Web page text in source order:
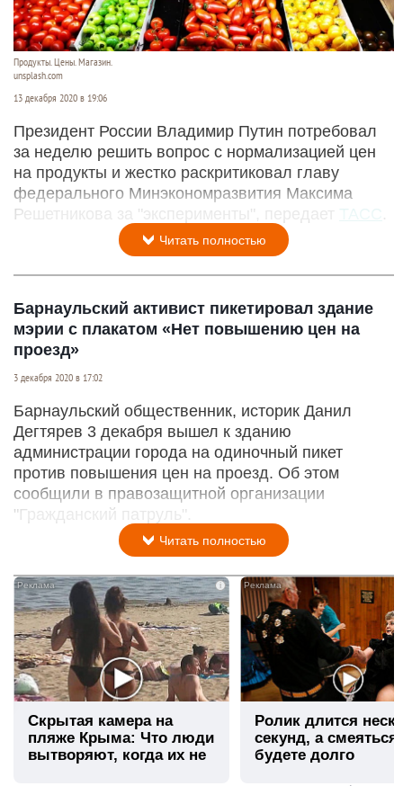
Продукты. Цены. Магазин.
unsplash.com
13 декабря 2020 в 19:06
Президент России Владимир Путин потребовал
за неделю решить вопрос с нормализацией цен
на продукты и жестко раскритиковал главу
федерального Минэкономразвития Максима
Решетникова за "эксперименты", передает ТАСС .
Читать полностью
Барнаульский активист пикетировал здание
мэрии с плакатом «Нет повышению цен на
проезд»
3 декабря 2020 в 17:02
Барнаульский общественник, историк Данил
Дегтярев 3 декабря вышел к зданию
администрации города на одиночный пикет
против повышения цен на проезд. Об этом
сообщили в правозащитной организации
"Гражданский патруль".
Читать полностью
i
Скрытая камера на
пляже Крыма: Что люди
вытворяют, когда их не
Ролик длится
секунд, а
будете долго